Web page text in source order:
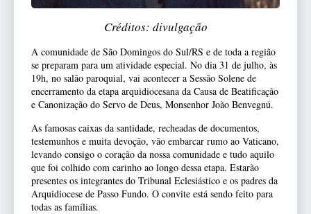
Créditos: divulgação
A comunidade de São Domingos do Sul/RS e de toda a região
se preparam para um atividade especial. No dia 31 de julho, às
19h, no salão paroquial, vai acontecer a Sessão Solene de
encerramento da etapa arquidiocesana da Causa de Beatificação
e Canonização do Servo de Deus, Monsenhor João Benvegnú.
As famosas caixas da santidade, recheadas de documentos,
testemunhos e muita devoção, vão embarcar rumo ao Vaticano,
levando consigo o coração da nossa comunidade e tudo aquilo
que foi colhido com carinho ao longo dessa etapa. Estarão
presentes os integrantes do Tribunal Eclesiástico e os padres da
Arquidiocese de Passo Fundo. O convite está sendo feito para
todas as famílias.